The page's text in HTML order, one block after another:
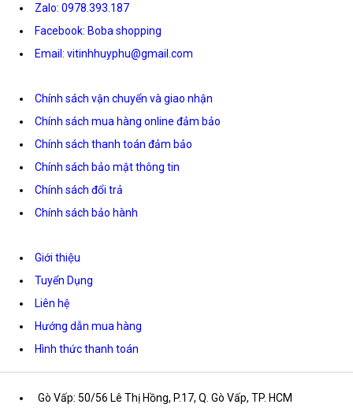
Zalo: 0978.393.187
Facebook: Boba shopping
Email: vitinhhuyphu@gmail.com
Chính sách vận chuyển và giao nhận
Chính sách mua hàng online đảm bảo
Chính sách thanh toán đảm bảo
Chính sách bảo mật thông tin
Chính sách đổi trả
Chính sách bảo hành
Giới thiệu
Tuyển Dụng
Liên hệ
Hướng dẫn mua hàng
Hình thức thanh toán
Gò Vấp: 50/56 Lê Thị Hồng, P.17, Q. Gò Vấp, TP. HCM